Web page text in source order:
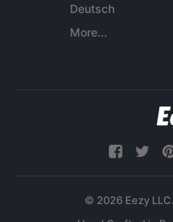
Deutsch
More...
© 2026 Eezy